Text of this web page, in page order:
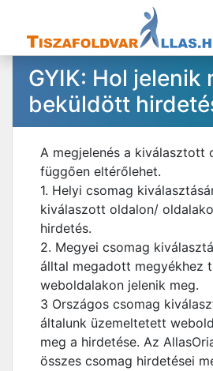
GYIK: Hol jelenik
beküldött
A megjelenés a kiválasztott
függően eltérőlehet.
1. Helyi csomag
kiválaszott oldalon/
hirdetés.
2. Megyei csomag
álltal megadott megyékhez
weboldalakon jelenik meg.
3 Országos csomag
általunk üzemeltetett
meg a hirdetése. Az
összes csomag hirdetései